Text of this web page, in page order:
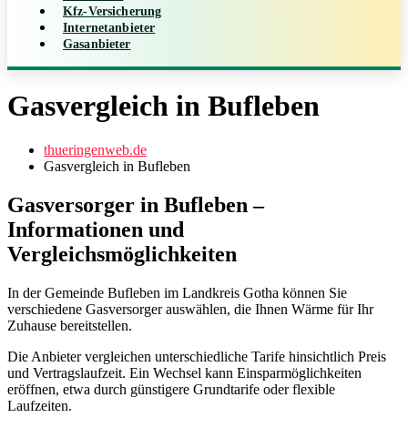
Kfz-Versicherung
Internetanbieter
Gasanbieter
Gasvergleich in Bufleben
thueringenweb.de
Gasvergleich in Bufleben
Gasversorger in Bufleben –
Informationen und
Vergleichsmöglichkeiten
In der Gemeinde Bufleben im Landkreis Gotha können Sie
verschiedene Gasversorger auswählen, die Ihnen Wärme für Ihr
Zuhause bereitstellen.
Die Anbieter vergleichen unterschiedliche Tarife hinsichtlich Preis
und Vertragslaufzeit. Ein Wechsel kann Einsparmöglichkeiten
eröffnen, etwa durch günstigere Grundtarife oder flexible
Laufzeiten.